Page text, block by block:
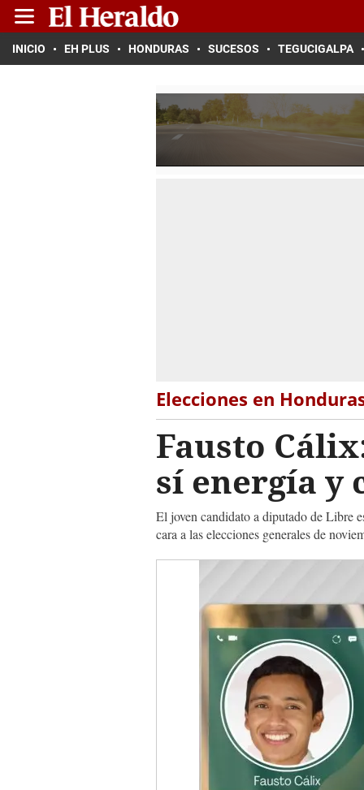
INICIO EH PLUS HONDURAS SUCESOS TEGUCIGALPA
Elecciones en
Fausto
sí energía y
El joven candidato a diputado de Libre
cara a las elecciones generales de